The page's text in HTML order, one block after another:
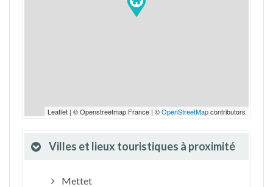
Leaflet | © Openstreetmap France | ©OpenStreetMapcontributors
Villes et lieux touristiques à proximité
Mettet